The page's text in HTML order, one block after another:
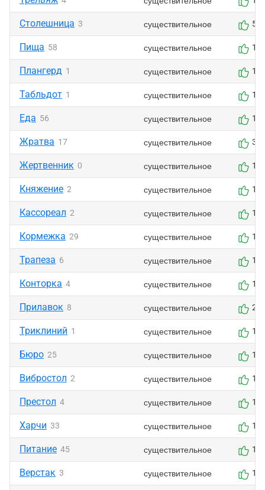
Столешница 3 существительное 5
Пища 58 существительное 1
Плангерд 1 существительное 1
Табльдот 1 существительное 1
Еда 56 существительное 1
Жратва 17 существительное 3
Жертвенник 0 существительное 1
Княжение 2 существительное 1
Кассореал 2 существительное 1
Кормежка 29 существительное 1
Трапеза 6 существительное 1
Конторка 4 существительное 1
Прилавок 8 существительное 2
Триклиний 1 существительное 1
Бюро 25 существительное 1
Вибростол 2 существительное 1
Престол 4 существительное 1
Харчи 33 существительное 1
Питание 45 существительное 1
Верстак 3 существительное 1